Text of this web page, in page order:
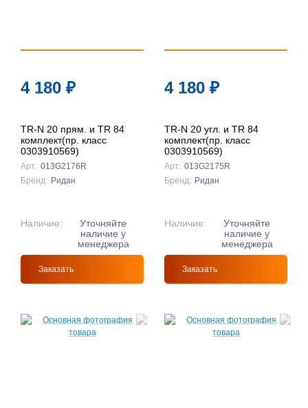
4 180 ₽
TR-N 20 прям. и TR 84
комплект(пр. класс
0303910569)
Арт: 013G2176R
Бренд: Ридан
Наличие:
Уточняйте
наличие у
менеджера
Заказать
4 180 ₽
TR-N 20 угл. и TR 84
комплект(пр. класс
0303910569)
Арт: 013G2175R
Бренд: Ридан
Наличие:
Уточняйте
наличие у
менеджера
Заказать